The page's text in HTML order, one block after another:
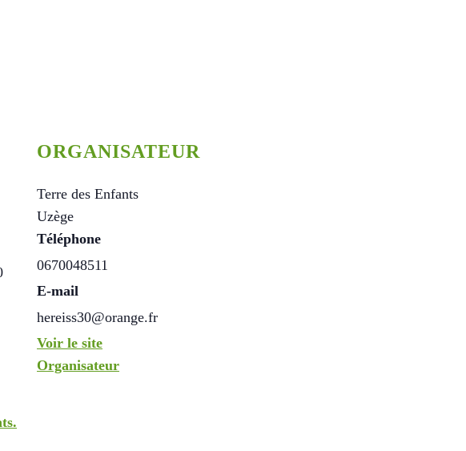
ORGANISATEUR
Terre des Enfants
Uzège
Téléphone
0670048511
E-mail
hereiss30@orange.fr
Voir le site
Organisateur